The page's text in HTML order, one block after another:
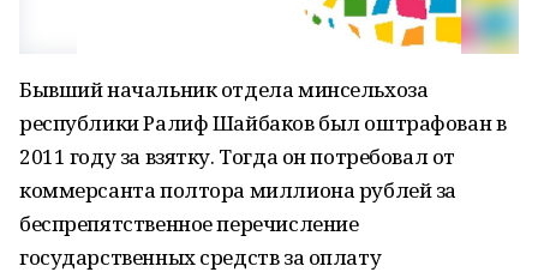
Бывший начальник отдела минсельхоза
республики Ралиф Шайбаков был оштрафован в
2011 году за взятку. Тогда он потребовал от
коммерсанта полтора миллиона рублей за
беспрепятственное перечисление
государственных средств за оплату